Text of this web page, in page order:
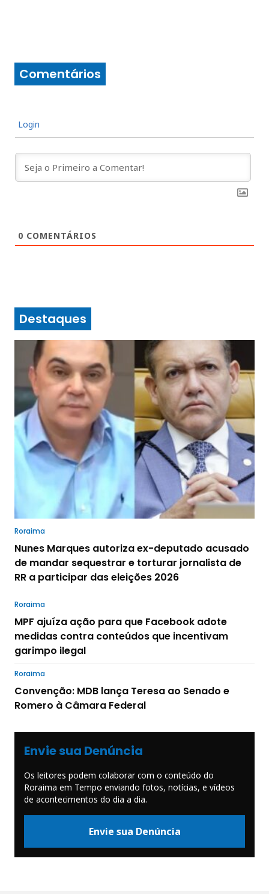
Comentários
Login
0 COMENTÁRIOS
Destaques
Roraima
Nunes Marques autoriza ex-deputado acusado
de mandar sequestrar e torturar jornalista de
RR a participar das eleições 2026
Roraima
MPF ajuíza ação para que Facebook adote
medidas contra conteúdos que incentivam
garimpo ilegal
Roraima
Convenção: MDB lança Teresa ao Senado e
Romero à Câmara Federal
Envie sua Denúncia
Os leitores podem colaborar com o conteúdo do
Roraima em Tempo enviando fotos, notícias, e vídeos
de acontecimentos do dia a dia.
Envie sua Denúncia